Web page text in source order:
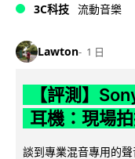
3C科技 流動音樂
Lawton 1 日
【評測】
耳機：現場
談到專業混音專用的